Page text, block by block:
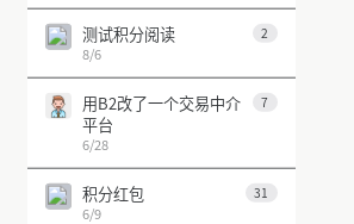
测试积分阅读 2
8/6
用B2改了一个交易中介
平台
7
6/28
积分红包 31
6/9